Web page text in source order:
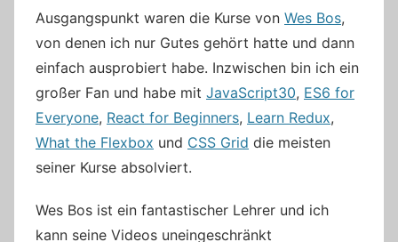
Ausgangspunkt waren die Kurse von Wes Bos,
von denen ich nur Gutes gehört hatte und dann
einfach ausprobiert habe. Inzwischen bin ich ein
großer Fan und habe mit JavaScript30, ES6 for
Everyone, React for Beginners, Learn Redux,
What the Flexbox und CSS Grid die meisten
seiner Kurse absolviert.
Wes Bos ist ein fantastischer Lehrer und ich
kann seine Videos uneingeschränkt